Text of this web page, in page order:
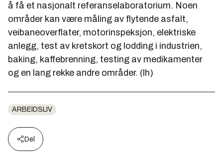
å få et nasjonalt referanselaboratorium. Noen
områder kan være måling av flytende asfalt,
veibaneoverflater, motorinspeksjon, elektriske
anlegg, test av kretskort og lodding i industrien,
baking, kaffebrenning, testing av medikamenter
og en lang rekke andre områder. (lh)
ARBEIDSLIV
Del